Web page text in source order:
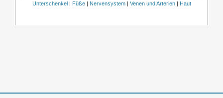
Unterschenkel Füße| Nervensystem| Venen und Arterien| Haut